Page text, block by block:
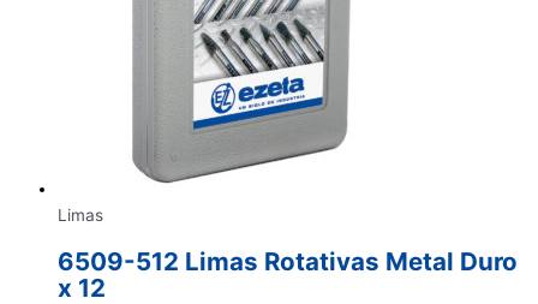
Limas
6509-512 Limas Rotativas Metal Duro
x 12